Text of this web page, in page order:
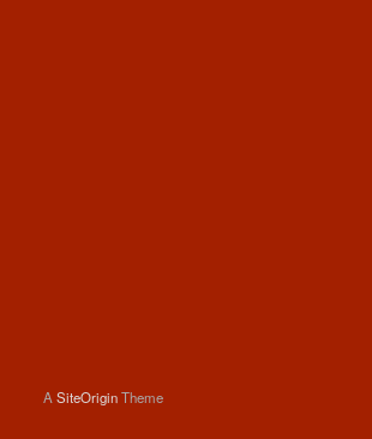
A SiteOriginTheme